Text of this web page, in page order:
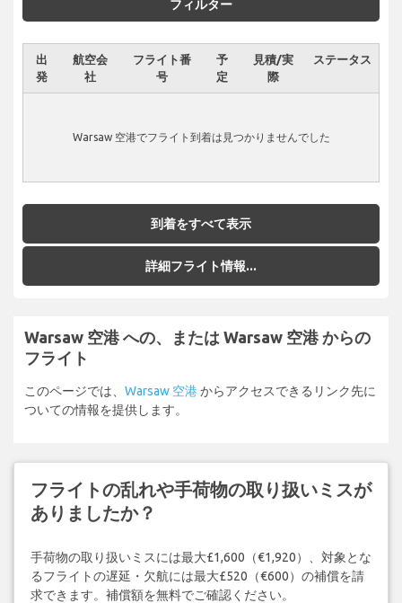
フィルター
出
発
航空会
社
フライト番
号
予
定
見積/実
際
ステータス
Warsaw 空港でフライト到着は見つかりませんでした
到着をすべて表示
詳細フライト情報...
Warsaw 空港 への、または Warsaw 空港 からの
フライト
このページでは、 Warsaw 空港からアクセスできるリンク先に
ついての情報を提供します。
フライトの乱れや手荷物の取り扱いミスが
ありましたか？
手荷物の取り扱いミスには最大£1,600（€1,920）、対象とな
るフライトの遅延・欠航には最大£520（€600）の補償を請
求できます。補償額を無料でご確認ください。